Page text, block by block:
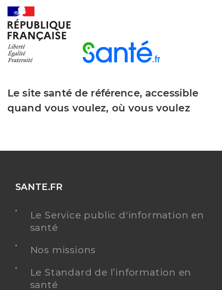
Le site santé de référence, accessible
quand vous voulez, où vous voulez
SANTE.FR
Le Service public d'information en
santé
Nos missions
Le Standard de l’information en
santé